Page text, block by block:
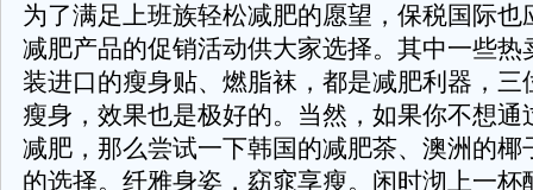
为了满足上班族轻松减肥的愿望，保税国际也
减肥产品的促销活动供大家选择。其中一些热
装进口的瘦身贴、燃脂袜，都是减肥利器，三
瘦身，效果也是极好的。当然，如果你不想通
减肥，那么尝试一下韩国的减肥茶、澳洲的椰
的选择。纤雅身姿，窈窕享瘦。闲时沏上一杯